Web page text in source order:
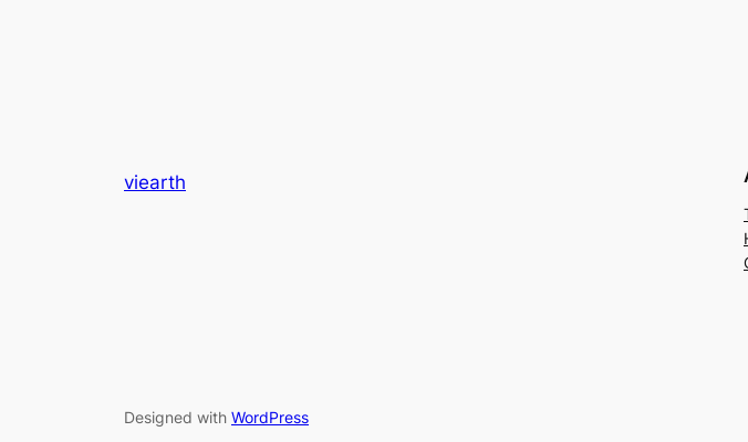
viearth
Designed with WordPress